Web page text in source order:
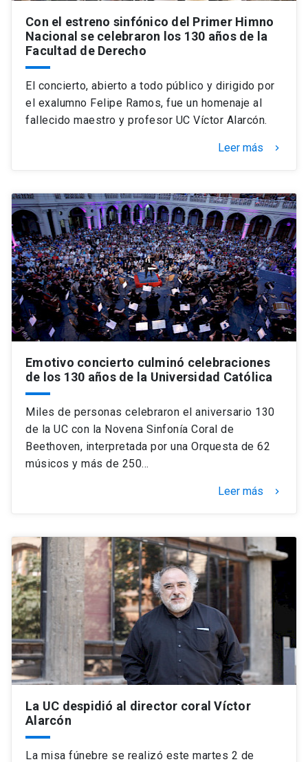
Con el estreno sinfónico del Primer Himno
Nacional se celebraron los 130 años de la
Facultad de Derecho
El concierto, abierto a todo público y dirigido por
el exalumno Felipe Ramos, fue un homenaje al
fallecido maestro y profesor UC Víctor Alarcón.
Leer más keyboard_arrow_right
Emotivo concierto culminó celebraciones
de los 130 años de la Universidad Católica
Miles de personas celebraron el aniversario 130
de la UC con la Novena Sinfonía Coral de
Beethoven, interpretada por una Orquesta de 62
músicos y más de 250…
Leer más keyboard_arrow_right
La UC despidió al director coral Víctor
Alarcón
La misa fúnebre se realizó este martes 2 de